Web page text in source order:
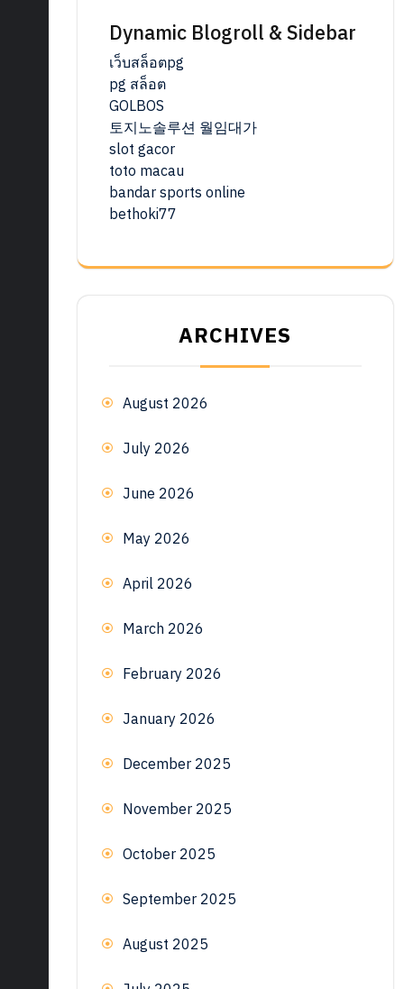
Dynamic Blogroll & Sidebar
เว็บสล็อตpg
pg สล็อต
GOLBOS
토지노솔루션 월임대가
slot gacor
toto macau
bandar sports online
bethoki77
ARCHIVES
August 2026
July 2026
June 2026
May 2026
April 2026
March 2026
February 2026
January 2026
December 2025
November 2025
October 2025
September 2025
August 2025